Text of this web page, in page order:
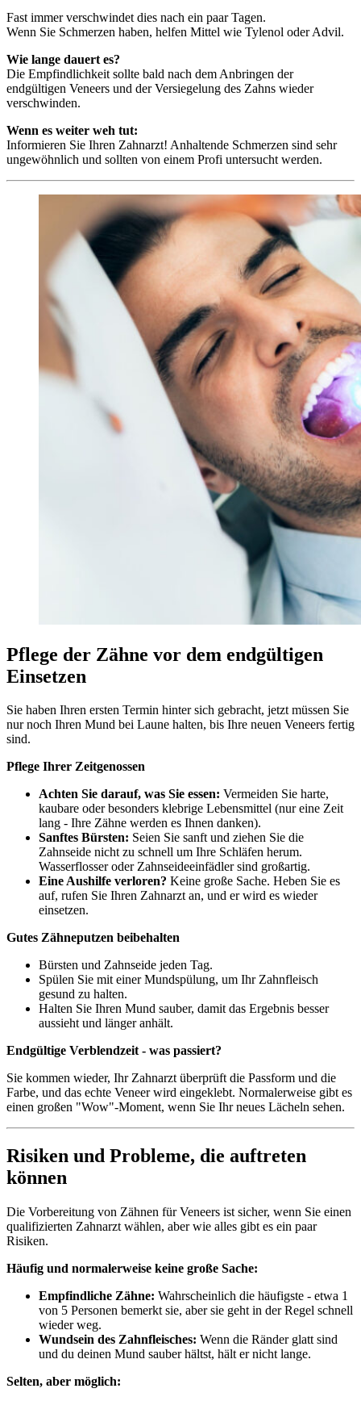
Fast immer verschwindet dies nach ein paar Tagen.
Wenn Sie Schmerzen haben, helfen Mittel wie Tylenol oder Advil.
Wie lange dauert es?
Die Empfindlichkeit sollte bald nach dem Anbringen der
endgültigen Veneers und der Versiegelung des Zahns wieder
verschwinden.
Wenn es weiter weh tut:
Informieren Sie Ihren Zahnarzt! Anhaltende Schmerzen sind sehr
ungewöhnlich und sollten von einem Profi untersucht werden.
Pflege der Zähne vor dem endgültigen
Einsetzen
Sie haben Ihren ersten Termin hinter sich gebracht, jetzt müssen Sie
nur noch Ihren Mund bei Laune halten, bis Ihre neuen Veneers fertig
sind.
Pflege Ihrer Zeitgenossen
Achten Sie darauf, was Sie essen: Vermeiden Sie harte,
kaubare oder besonders klebrige Lebensmittel (nur eine Zeit
lang - Ihre Zähne werden es Ihnen danken).
Sanftes Bürsten: Seien Sie sanft und ziehen Sie die
Zahnseide nicht zu schnell um Ihre Schläfen herum.
Wasserflosser oder Zahnseideeinfädler sind großartig.
Eine Aushilfe verloren? Keine große Sache. Heben Sie es
auf, rufen Sie Ihren Zahnarzt an, und er wird es wieder
einsetzen.
Gutes Zähneputzen beibehalten
Bürsten und Zahnseide jeden Tag.
Spülen Sie mit einer Mundspülung, um Ihr Zahnfleisch
gesund zu halten.
Halten Sie Ihren Mund sauber, damit das Ergebnis besser
aussieht und länger anhält.
Endgültige Verblendzeit - was passiert?
Sie kommen wieder, Ihr Zahnarzt überprüft die Passform und die
Farbe, und das echte Veneer wird eingeklebt. Normalerweise gibt es
einen großen "Wow"-Moment, wenn Sie Ihr neues Lächeln sehen.
Risiken und Probleme, die auftreten
können
Die Vorbereitung von Zähnen für Veneers ist sicher, wenn Sie einen
qualifizierten Zahnarzt wählen, aber wie alles gibt es ein paar
Risiken.
Häufig und normalerweise keine große Sache:
Empfindliche Zähne: Wahrscheinlich die häufigste - etwa 1
von 5 Personen bemerkt sie, aber sie geht in der Regel schnell
wieder weg.
Wundsein des Zahnfleisches: Wenn die Ränder glatt sind
und du deinen Mund sauber hältst, hält er nicht lange.
Selten, aber möglich: